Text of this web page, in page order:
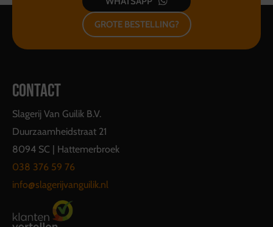
GROTE BESTELLING?
CONTACT
Slagerij Van Guilik B.V.
Duurzaamheidstraat 21
8094 SC | Hattemerbroek
038 376 59 76
info@slagerijvanguilik.nl